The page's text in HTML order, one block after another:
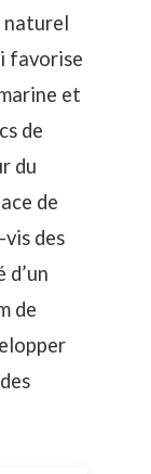
naturel
favorise
et
de
du
de
des
de